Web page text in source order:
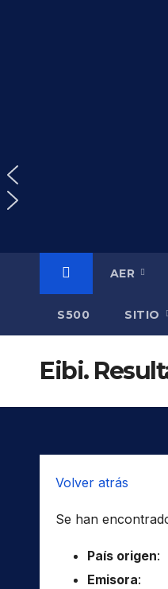
AER
S500 SITIO
Eibi.
Volver atrás
Se han
País origen:
Emisora: